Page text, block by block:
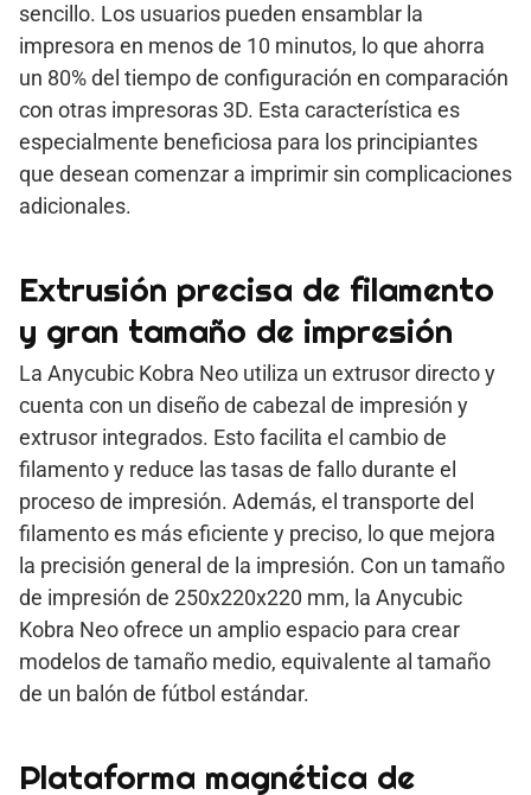
sencillo. Los usuarios pueden ensamblar la
impresora en menos de 10 minutos, lo que ahorra
un 80% del tiempo de configuración en comparación
con otras impresoras 3D. Esta característica es
especialmente beneficiosa para los principiantes
que desean comenzar a imprimir sin complicaciones
adicionales.
Extrusión precisa de filamento
y gran tamaño de impresión
La Anycubic Kobra Neo utiliza un extrusor directo y
cuenta con un diseño de cabezal de impresión y
extrusor integrados. Esto facilita el cambio de
filamento y reduce las tasas de fallo durante el
proceso de impresión. Además, el transporte del
filamento es más eficiente y preciso, lo que mejora
la precisión general de la impresión. Con un tamaño
de impresión de 250x220x220 mm, la Anycubic
Kobra Neo ofrece un amplio espacio para crear
modelos de tamaño medio, equivalente al tamaño
de un balón de fútbol estándar.
Plataforma magnética de